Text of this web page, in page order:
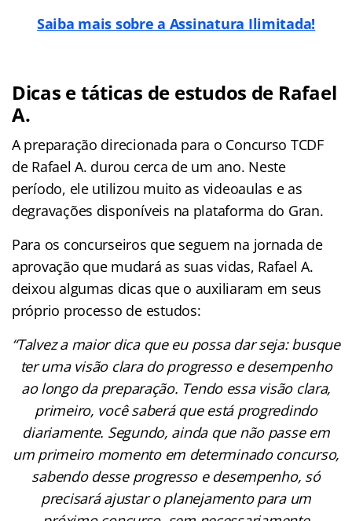
Saiba mais sobre a Assinatura Ilimitada!
Dicas e táticas de estudos de Rafael
A.
A preparação direcionada para o Concurso TCDF
de Rafael A. durou cerca de um ano. Neste
período, ele utilizou muito as videoaulas e as
degravações disponíveis na plataforma do Gran.
Para os concurseiros que seguem na jornada de
aprovação que mudará as suas vidas, Rafael A.
deixou algumas dicas que o auxiliaram em seus
próprio processo de estudos:
“Talvez a maior dica que eu possa dar seja: busque
ter uma visão clara do progresso e desempenho
ao longo da preparação. Tendo essa visão clara,
primeiro, você saberá que está progredindo
diariamente. Segundo, ainda que não passe em
um primeiro momento em determinado concurso,
sabendo desse progresso e desempenho, só
precisará ajustar o planejamento para um